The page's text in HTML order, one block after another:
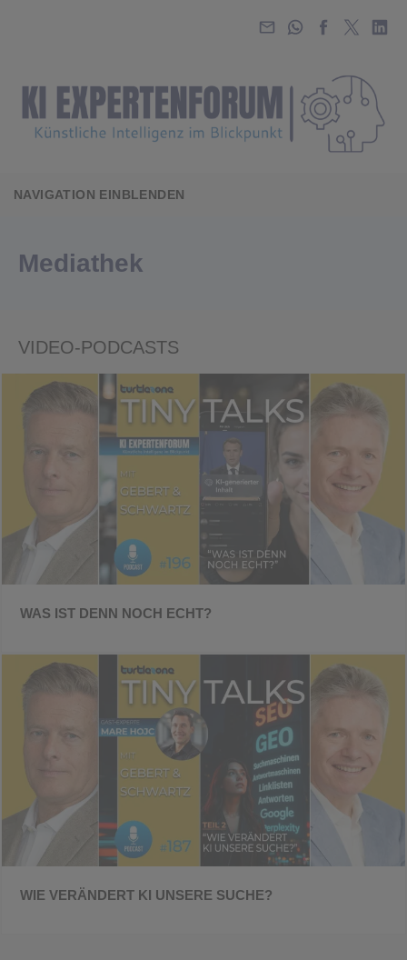
NAVIGATION EINBLENDEN
Mediathek
VIDEO-PODCASTS
WAS IST DENN NOCH ECHT?
WIE VERÄNDERT KI UNSERE SUCHE?